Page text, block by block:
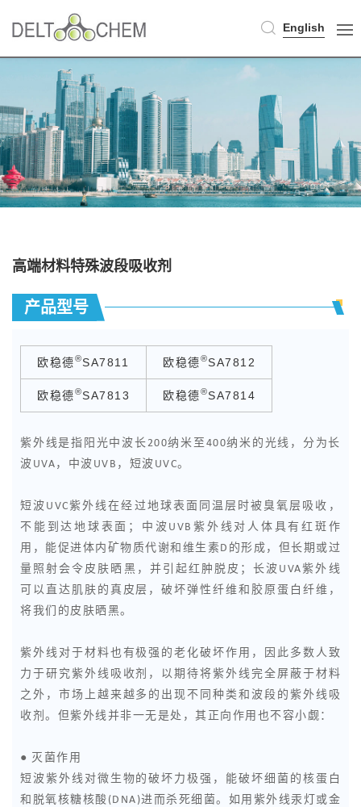
English
高端材料特殊波段吸收剂
产品型号
欧稳德®SA7811 欧稳德®SA7812
欧稳德®SA7813 欧稳德®SA7814
紫外线是指阳光中波长200纳米至400纳米的光线，分为长
波UVA，中波UVB，短波UVC。
短波UVC紫外线在经过地球表面同温层时被臭氧层吸收，
不能到达地球表面；中波UVB紫外线对人体具有红斑作
用，能促进体内矿物质代谢和维生素D的形成，但长期或过
量照射会令皮肤晒黑，并引起红肿脱皮；长波UVA紫外线
可以直达肌肤的真皮层，破坏弹性纤维和胶原蛋白纤维，
将我们的皮肤晒黑。
紫外线对于材料也有极强的老化破坏作用，因此多数人致
力于研究紫外线吸收剂，以期待将紫外线完全屏蔽于材料
之外，市场上越来越多的出现不同种类和波段的紫外线吸
收剂。但紫外线并非一无是处，其正向作用也不容小觑：
● 灭菌作用
短波紫外线对微生物的破坏力极强，能破坏细菌的核蛋白
和脱氧核糖核酸(DNA)进而杀死细菌。如用紫外线汞灯或金